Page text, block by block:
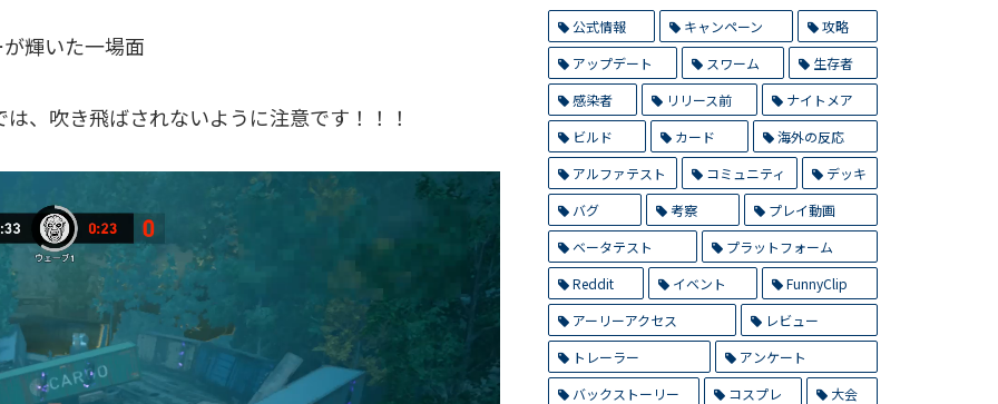
輝いた一場面
、吹き飛ばされないように注意です！！！
公式情報 キャンペーン
攻略
アップデート
スワーム
生存者
感染者
リリース前
ナイトメア
ビルド
カード
海外の反応
アルファテスト
コミュニティ
デッキ
バグ
考察
プレイ動画
ベータテスト
プラットフォーム
Reddit
イベント
FunnyClip
アーリーアクセス
レビュー
トレーラー
アンケート
バックストーリー
コスプレ
大会